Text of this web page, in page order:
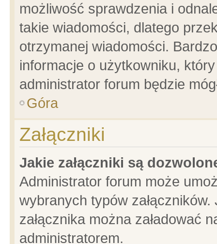
możliwość sprawdzenia i
takie wiadomości, dlatego
otrzymanej wiadomości.
informacje o użytkowniku,
administrator forum będzie
Góra
Załączniki
Jakie załączniki są
Administrator forum może
wybranych typów
załącznika można załadować
administratorem.